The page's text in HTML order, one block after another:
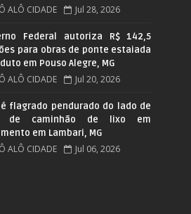
ALÔ CIDADE Jul 28, 2026
Federal autoriza R$ 142,5
para obras de ponte estaiada
em Pouso Alegre, MG
ALÔ CIDADE Jul 20, 2026
flagrado pendurado do lado de
de caminhão de lixo em
em Lambari, MG
ALÔ CIDADE Jul 06, 2026